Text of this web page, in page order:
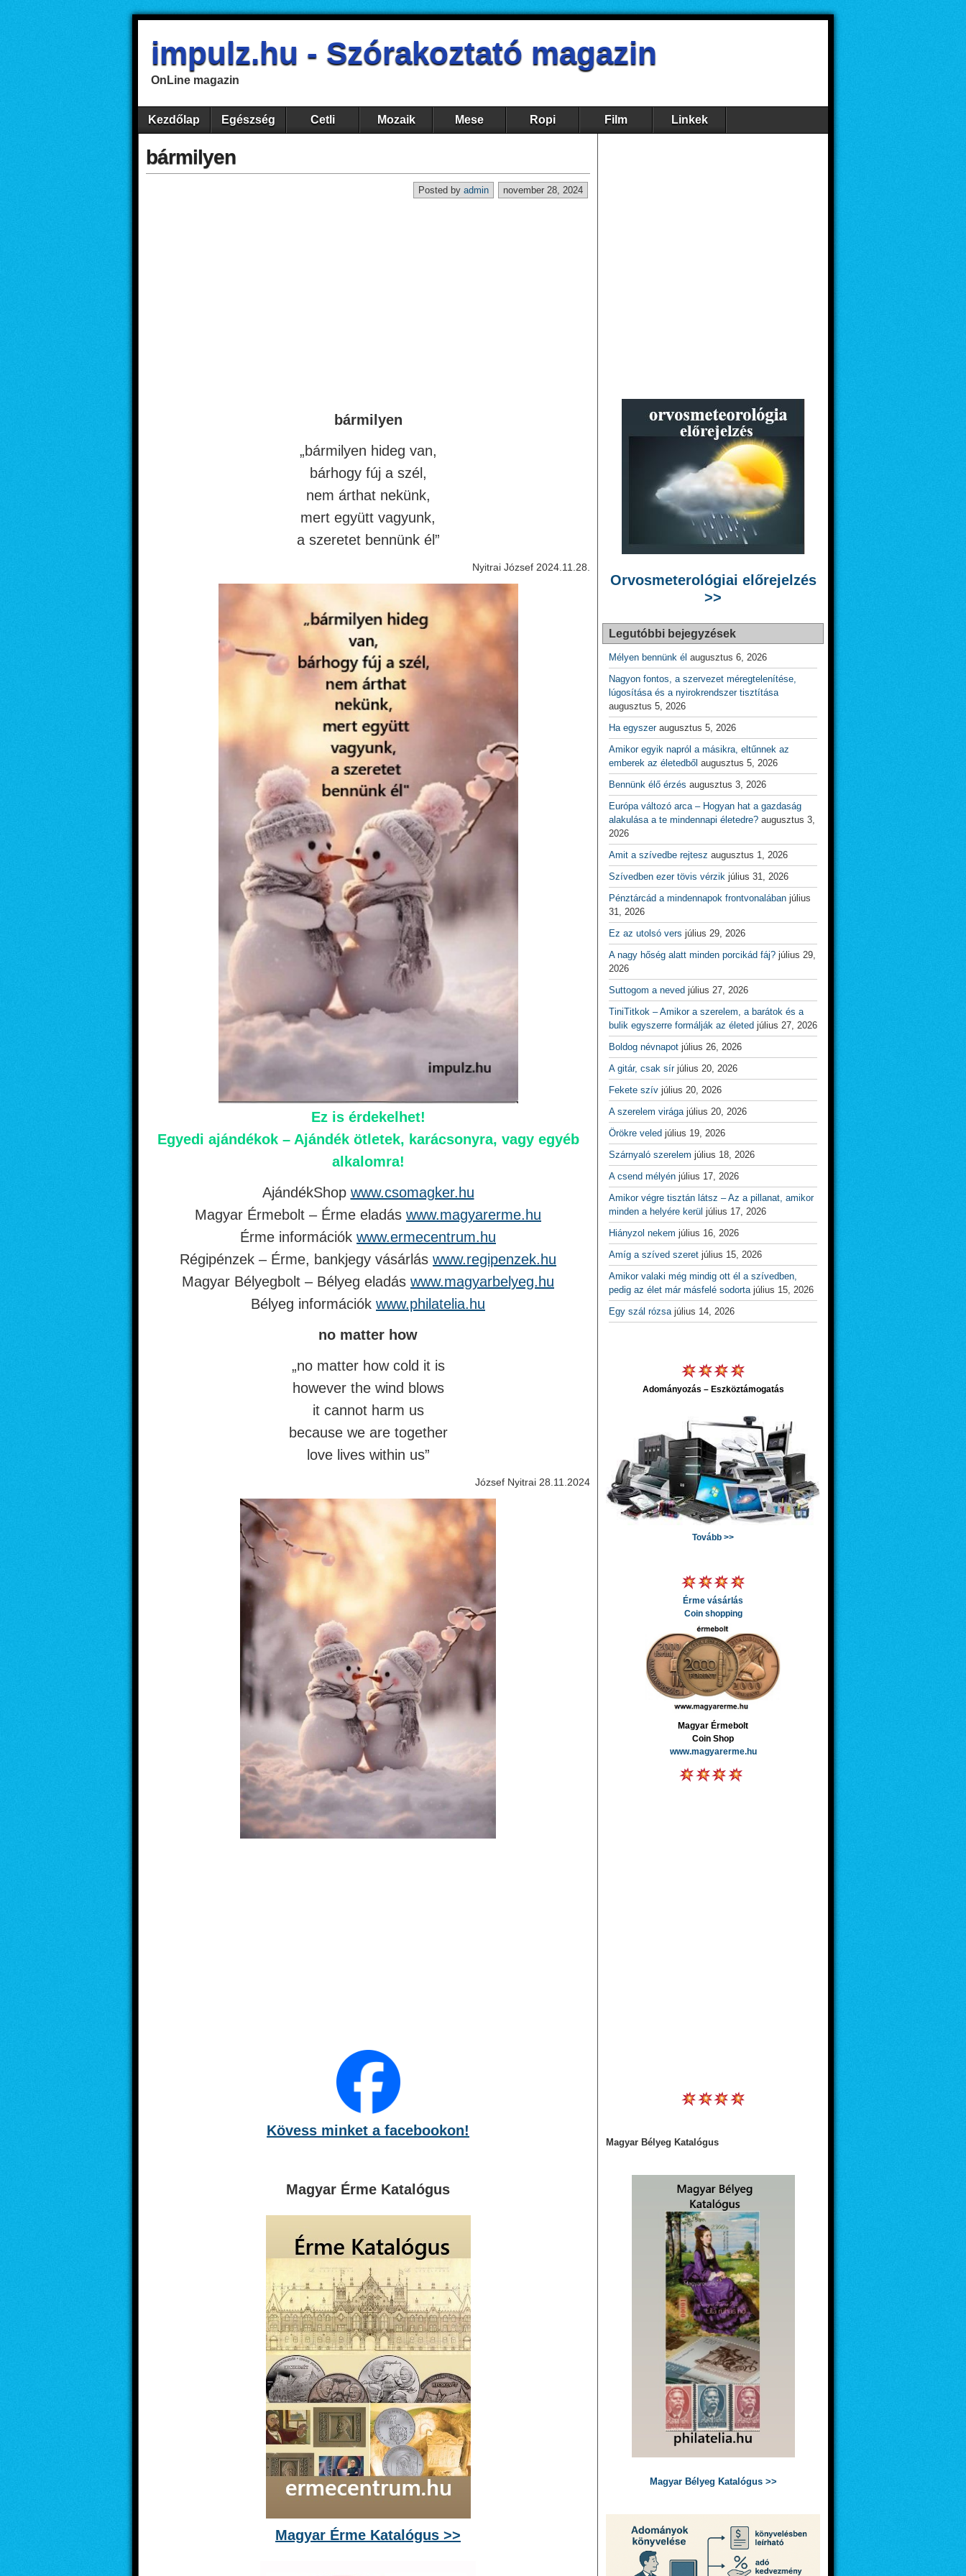
impulz.hu - Szórakoztató magazin
OnLine magazin
Kezdőlap Egészség Cetli Mozaik Mese Ropi Film Linkek
bármilyen
november 28, 2024
Posted by admin
bármilyen
„bármilyen hideg van,
bárhogy fúj a szél,
nem árthat nekünk,
mert együtt vagyunk,
a szeretet bennünk él”
Nyitrai József 2024.11.28.
Ez is érdekelhet!
Egyedi ajándékok – Ajándék ötletek, karácsonyra, vagy egyéb
alkalomra!
AjándékShop www.csomagker.hu
Magyar Érmebolt – Érme eladás www.magyarerme.hu
Érme információk www.ermecentrum.hu
Régipénzek – Érme, bankjegy vásárlás www.regipenzek.hu
Magyar Bélyegbolt – Bélyeg eladás www.magyarbelyeg.hu
Bélyeg információk www.philatelia.hu
no matter how
„no matter how cold it is
however the wind blows
it cannot harm us
because we are together
love lives within us”
József Nyitrai 28.11.2024
Kövess minket a facebookon!
Magyar Érme Katalógus
Magyar Érme Katalógus >>
Orvosmeterológiai előrejelzés
>>
Legutóbbi bejegyzések
Mélyen bennünk él augusztus 6, 2026
Nagyon fontos, a szervezet méregtelenítése,
lúgosítása és a nyirokrendszer tisztítása
augusztus 5, 2026
Ha egyszer augusztus 5, 2026
Amikor egyik napról a másikra, eltűnnek az
emberek az életedből augusztus 5, 2026
Bennünk élő érzés augusztus 3, 2026
Európa változó arca – Hogyan hat a gazdaság
alakulása a te mindennapi életedre? augusztus 3,
2026
Amit a szívedbe rejtesz augusztus 1, 2026
Szívedben ezer tövis vérzik július 31, 2026
Pénztárcád a mindennapok frontvonalában július
31, 2026
Ez az utolsó vers július 29, 2026
A nagy hőség alatt minden porcikád fáj? július 29,
2026
Suttogom a neved július 27, 2026
TiniTitkok – Amikor a szerelem, a barátok és a
bulik egyszerre formálják az életed július 27, 2026
Boldog névnapot július 26, 2026
A gitár, csak sír július 20, 2026
Fekete szív július 20, 2026
A szerelem virága július 20, 2026
Örökre veled július 19, 2026
Szárnyaló szerelem július 18, 2026
A csend mélyén július 17, 2026
Amikor végre tisztán látsz – Az a pillanat, amikor
minden a helyére kerül július 17, 2026
Hiányzol nekem július 16, 2026
Amíg a szíved szeret július 15, 2026
Amikor valaki még mindig ott él a szívedben,
pedig az élet már másfelé sodorta július 15, 2026
Egy szál rózsa július 14, 2026
Adományozás – Eszköztámogatás
Tovább >>
Érme vásárlás
Coin shopping
Magyar Érmebolt
Coin Shop
www.magyarerme.hu
Magyar Bélyeg Katalógus
Magyar Bélyeg Katalógus >>